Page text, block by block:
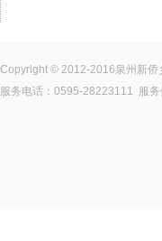
Copyright © 2012-2016泉州新侨
服务电话：0595-28223111 服